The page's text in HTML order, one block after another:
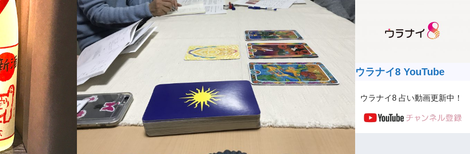
ウラナイ8 YouTube
ウラナイ8 占い動画更新中！